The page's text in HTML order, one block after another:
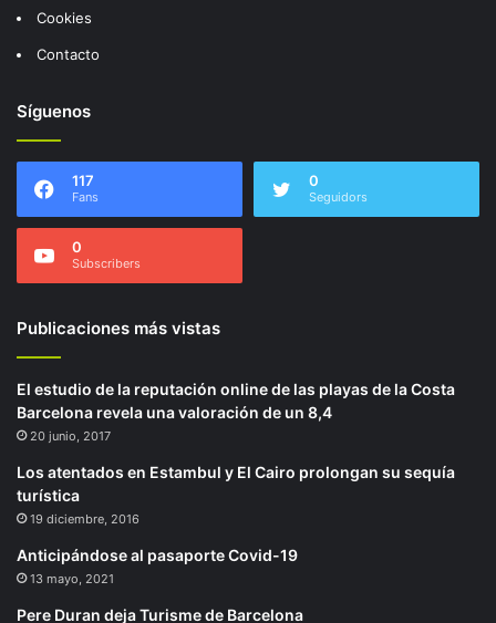
Cookies
Contacto
Síguenos
117
Fans
0
Seguidors
0
Subscribers
Publicaciones más vistas
El estudio de la reputación online de las playas de la Costa
Barcelona revela una valoración de un 8,4
20 junio, 2017
Los atentados en Estambul y El Cairo prolongan su sequía
turística
19 diciembre, 2016
Anticipándose al pasaporte Covid-19
13 mayo, 2021
Pere Duran deja Turisme de Barcelona